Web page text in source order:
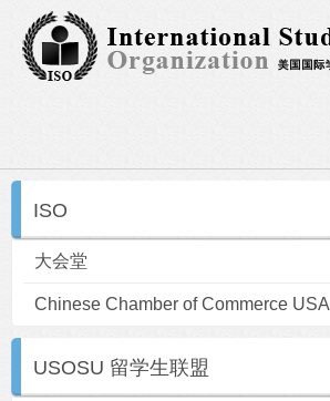
ISO
大会堂
Chinese Chamber of Commerce USA
USOSU 留学生联盟